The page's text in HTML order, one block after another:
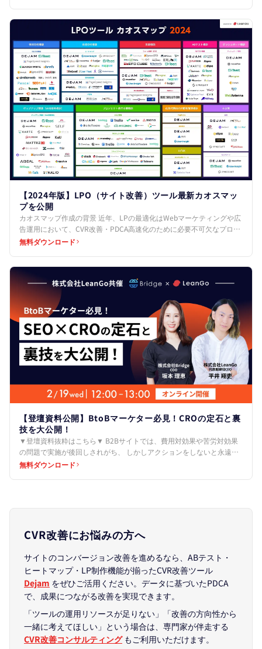
【2024年版】LPO（サイト改善）ツール最新カオスマッ
プを公開
カオスマップ作成の背景 近年、LPの最適化はWebマーケティングや広
告運用において、CVR改善・PDCA高速化のために必要不可欠なプロセ
スとなっています。 しかし、その最適化プロセ…
無料ダウンロード
【登壇資料公開】BtoBマーケター必見！CROの定石と裏
技を大公開！
▼登壇資料抜粋はこちら▼ B2Bサイトでは、費用対効果や苦労対効果
の問題で実施が後回しされがち、 しかしアクションをしないと永遠に
機会損失をします。 ↓ 定石パート 1.簡単でもい…
無料ダウンロード
CVR改善にお悩みの方へ
サイトのコンバージョン改善を進めるなら、ABテスト・
ヒートマップ・LP制作機能が揃ったCVR改善ツール
Dejam をぜひご活用ください。データに基づいたPDCA
で、成果につながる改善を実現できます。
「ツールの運用リソースが足りない」「改善の方向性から
一緒に考えてほしい」という場合は、専門家が伴走する
CVR改善コンサルティングもご利用いただけます。